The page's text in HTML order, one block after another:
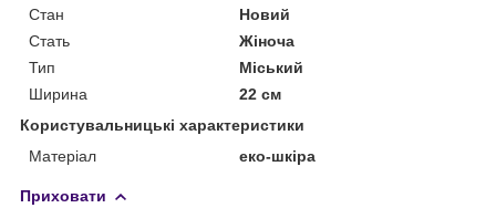
Стан
Новий
Стать
Жіноча
Тип
Міський
Ширина
22 см
Користувальницькі характеристики
Матеріал
еко-шкіра
Приховати